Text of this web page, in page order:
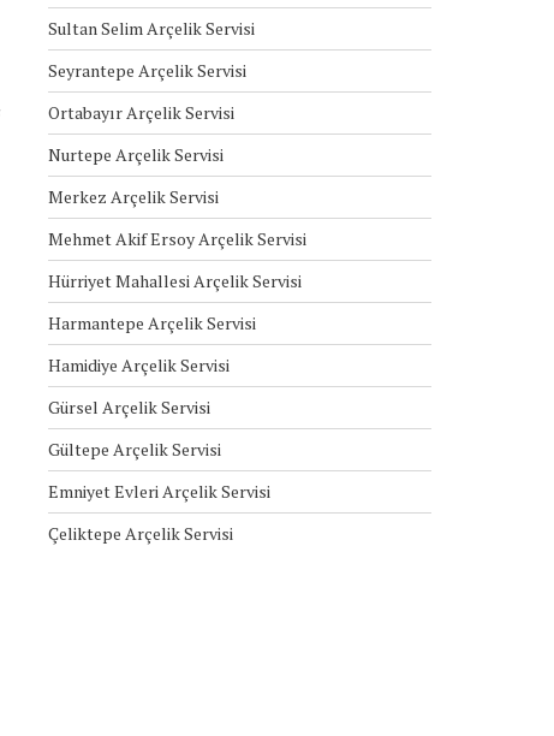
Sultan Selim Arçelik Servisi
Seyrantepe Arçelik Servisi
Ortabayır Arçelik Servisi
Nurtepe Arçelik Servisi
Merkez Arçelik Servisi
Mehmet Akif Ersoy Arçelik Servisi
Hürriyet Mahallesi Arçelik Servisi
Harmantepe Arçelik Servisi
Hamidiye Arçelik Servisi
Gürsel Arçelik Servisi
Gültepe Arçelik Servisi
Emniyet Evleri Arçelik Servisi
Çeliktepe Arçelik Servisi